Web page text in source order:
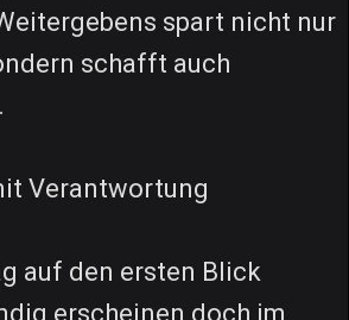
spart nicht nur
schafft auch
Verantwortung
auf den ersten Blick
erscheinen doch im